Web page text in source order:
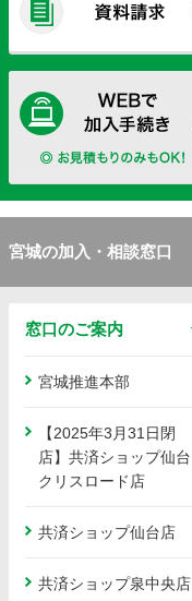
宮城の加入・相談窓口
窓口のご案内
宮城推進本部
【2025年3月31日閉
店】共済ショップ仙台
クリスロード店
共済ショップ仙台店
共済ショップ泉中央店